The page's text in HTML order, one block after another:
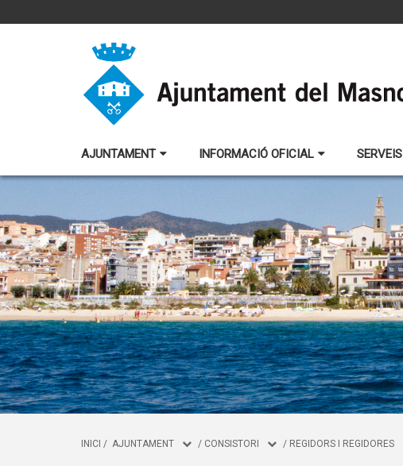
AJUNTAMENT INFORMACIÓ OFICIAL
INICI / AJUNTAMENT / CONSISTORI / REGIDORS I REGIDORES